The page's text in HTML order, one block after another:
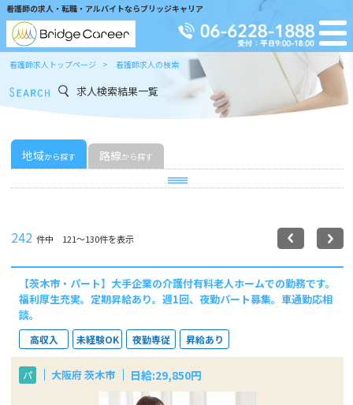
看護師の求人・転職・アルバイトならブリッジキャリア
看護師求人トップページ 看護師求人の検索
求人検索結果一覧
地域から探す 路線から探す
242 件中 121〜130件を表示
【茨木市・パート】大手企業の介護付有料老人ホームでの勤務です。
福利厚生充実。定期昇給あり。週1回、夜勤パート募集。車通勤応相
談。
高収入 未経験OK 夜勤専従 昇給あり
パ 大阪府 茨木市 日給:29,850円